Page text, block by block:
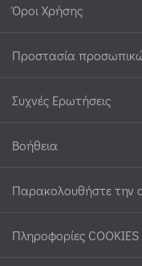
Όροι Χρήσης
Προστασία
Συχνές Ερωτήσεις
Βοήθεια
Παρακολουθήστε την
Πληροφορίες COOKIES